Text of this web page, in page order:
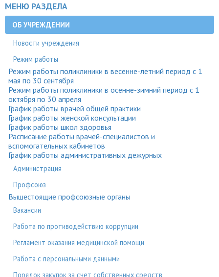
МЕНЮ РАЗДЕЛА
ОБ УЧРЕЖДЕНИИ
Новости учреждения
Режим работы
Режим работы поликлиники в весенне-летний период с 1
мая по 30 сентября
Режим работы поликлиники в осенне-зимний период с 1
октября по 30 апреля
График работы врачей общей практики
График работы женской консультации
График работы школ здоровья
Расписание работы врачей-специалистов и
вспомогательных кабинетов
График работы административных дежурных
Администрация
Профсоюз
Вышестоящие профсоюзные органы
Вакансии
Работа по противодействию коррупции
Регламент оказания медицинской помощи
Работа с персональными данными
Порядок закупок за счет собственных средств